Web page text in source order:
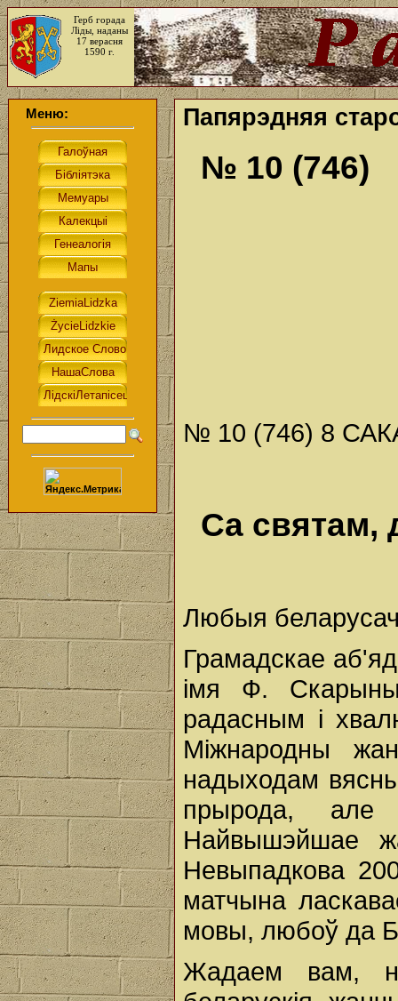
Герб горада
Ліды, наданы
17 верасня
1590 г.
Меню: Папярэдняя
№ 10 (746)
№ 10 (746) 8
Са святам,
Любыя
Грамадскае
імя Ф.
радасным і
Міжнародны
надыходам
прырода, але
Найвышэйшае
Невыпадкова
матчына
мовы, любоў да
Жадаем вам,